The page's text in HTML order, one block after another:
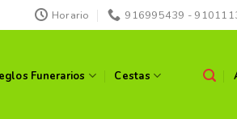
Horario 916995439 -
Funerarios Cestas